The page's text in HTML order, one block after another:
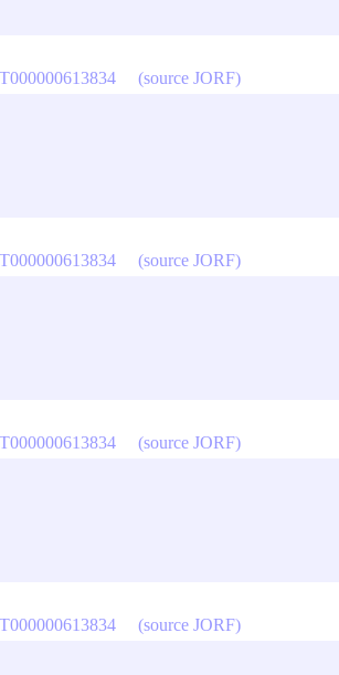
(source JORF)
(source JORF)
(source JORF)
(source JORF)